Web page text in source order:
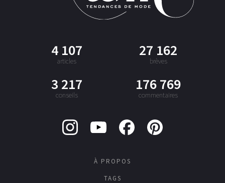
4 107
articles
27 162
brèves
3 217
conseils
176 769
commentaires
À PROPOS
TAGS